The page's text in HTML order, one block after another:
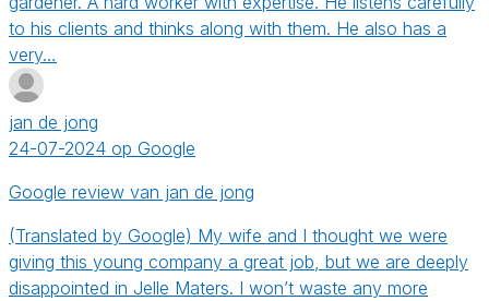
to his clients and thinks along with them. He also has a
very…
jan de jong
24-07-2024 op Google
Google review van jan de jong
(Translated by Google) My wife and I thought we were
giving this young company a great job, but we are deeply
disappointed in Jelle Maters. I won’t waste any more